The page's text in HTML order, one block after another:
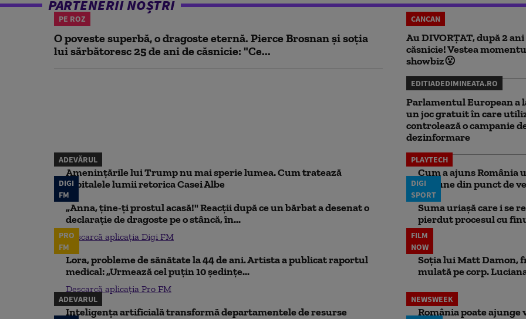
PARTENERII NOȘTRI
PE ROZ
O poveste superbă, o dragoste eternă. Pierce Brosnan și soția
lui sărbătoresc 25 de ani de căsnicie: "Ce...
CANCAN
Au DIVORȚAT, după 2 ani
căsnicie! Vestea
showbiz😮
EDITIADEDIMINEATA.RO
Parlamentul European a
un joc gratuit în care
controlează o campanie
dezinformare
ADEVĂRUL
Amenințările lui Trump nu mai sperie lumea. Cum tratează
capitalele lumii retorica Casei Albe
PLAYTECH
Cum a ajuns România
regiune din punct de
DIGI
FM
„Anna, ţine-ţi prostul acasă!" Reacţii după ce un bărbat a desenat o
declaraţie de dragoste pe o stâncă, în...
Descarcă aplicația Digi FM
DIGI
SPORT
Suma uriașă care i se
pierdut procesul cu
PRO
FM
Lora, probleme de sănătate la 44 de ani. Artista a publicat raportul
medical: „Urmează cel puțin 10 ședințe...
Descarcă aplicația Pro FM
FILM
NOW
Soția lui Matt Damon,
mulată pe corp.
ADEVARUL
Inteligența artificială transformă departamentele de resurse
NEWSWEEK
România poate ajunge